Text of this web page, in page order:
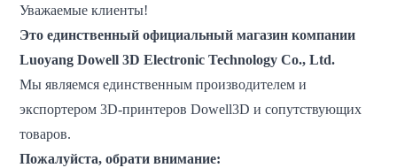
Уважаемые клиенты!
Это единственный официальный магазин компании
Luoyang Dowell 3D Electronic Technology Co., Ltd.
Мы являемся единственным производителем и
экспортером 3D-принтеров Dowell3D и сопутствующих
товаров.
Пожалуйста, обрати внимание: